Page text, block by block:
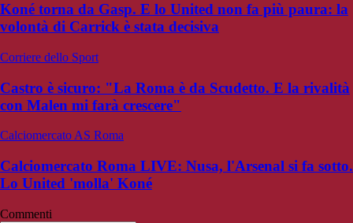
Koné torna da Gasp. E lo United non fa più paura: la
volontà di Carrick è stata decisiva
Corriere dello Sport
Castro è sicuro: "La Roma è da Scudetto. E la rivalità
con Malen mi farà crescere"
Calciomercato AS Roma
Calciomercato Roma LIVE: Nusa, l'Arsenal si fa sotto.
Lo United 'molla' Koné
Commenti